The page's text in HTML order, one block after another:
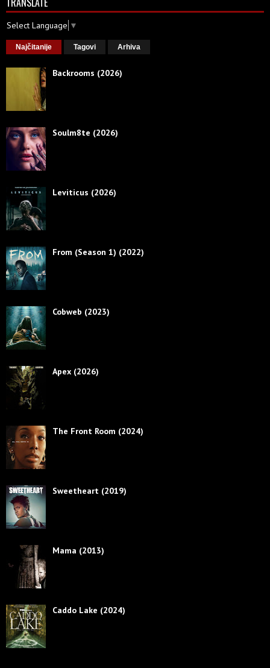
Select Language ▼
Najčitanije Tagovi Arhiva
Backrooms (2026)
Soulm8te (2026)
Leviticus (2026)
From (Season 1) (2022)
Cobweb (2023)
Apex (2026)
The Front Room (2024)
Sweetheart (2019)
Mama (2013)
Caddo Lake (2024)